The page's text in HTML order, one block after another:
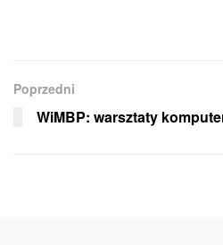
Poprzedni
WiMBP: warsztaty